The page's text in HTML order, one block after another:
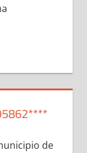
dе